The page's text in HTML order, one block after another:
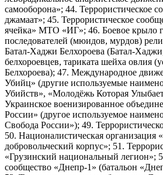
самооборона»; 44. Террористическое
джамаат»; 45. Террористическое
ячейка» МТО «ИГ»; 46. Боевое крыло
последователей (мюидов, мурдов)
Батал-Хаджи Белхороева (Батал-
белхороевцев, тариката шейха овлия
Белхороева); 47. Международное
Убийц» (другие используемые
Убийств», «Молодёжь Которая
Украинское военизированное
России» (другое используемое
Свобода России»); 49.
50. Националистическая организация
добровольческий корпус»; 51.
«Грузинский национальный легион»;
сообщество «Днепр-1» (батальон